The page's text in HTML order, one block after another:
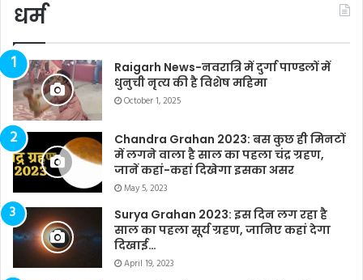
धर्म
Raigarh News-नवरात्रि में दुर्गा पाण्डलों में
धुनुची नृत्य की है विशेष महिमा
October 1, 2025
Chandra Grahan 2023: बस कुछ ही मिनटों
में लगने वाला है साल का पहला चंद्र ग्रहण,
जानें कहां-कहां दिखेगा इसका असर
May 5, 2023
Surya Grahan 2023: इस दिन लग रहा है
साल का पहला सूर्य ग्रहण, जानिए कहां देगा
दिखाई…
April 19, 2023